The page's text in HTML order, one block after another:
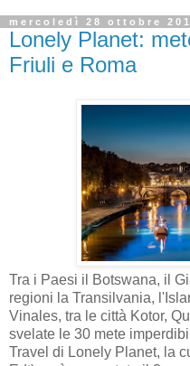
mercoledì 28 ottobre
Lonely Planet:
Friuli e Roma
Tra i Paesi il Botswana, il
regioni la Transilvania,
Vinales, tra le città Kotor,
svelate le 30 mete
Travel di Lonely Planet, la